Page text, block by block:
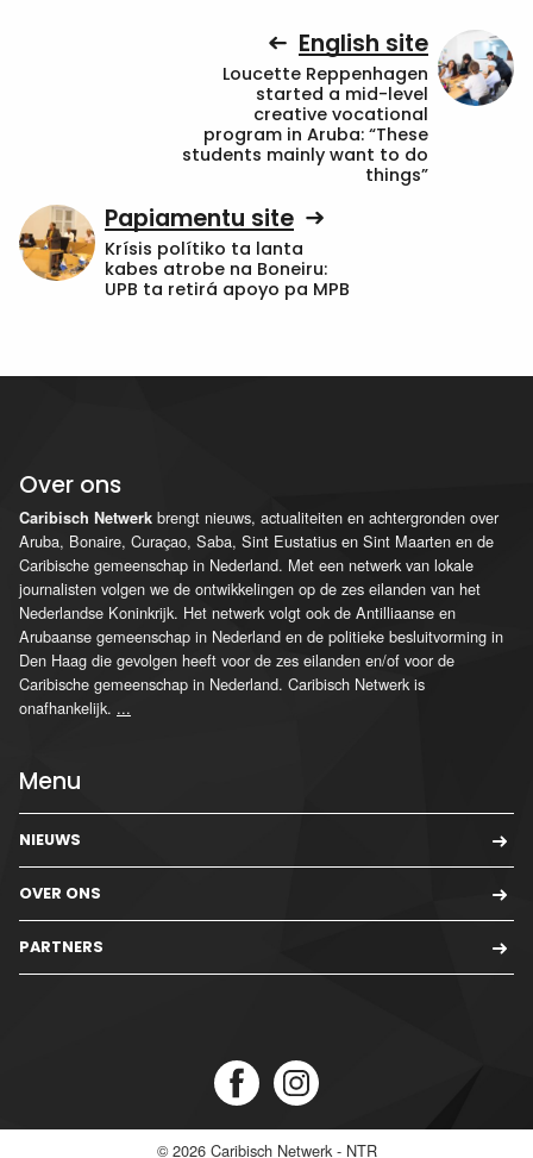
English site
Loucette Reppenhagen
started a mid-level
creative vocational
program in Aruba: “These
students mainly want to do
things”
Papiamentu site
Krísis polítiko ta lanta
kabes atrobe na Boneiru:
UPB ta retirá apoyo pa MPB
Over ons
Caribisch Netwerk brengt nieuws, actualiteiten en achtergronden over
Aruba, Bonaire, Curaçao, Saba, Sint Eustatius en Sint Maarten en de
Caribische gemeenschap in Nederland. Met een netwerk van lokale
journalisten volgen we de ontwikkelingen op de zes eilanden van het
Nederlandse Koninkrijk. Het netwerk volgt ook de Antilliaanse en
Arubaanse gemeenschap in Nederland en de politieke besluitvorming in
Den Haag die gevolgen heeft voor de zes eilanden en/of voor de
Caribische gemeenschap in Nederland. Caribisch Netwerk is
onafhankelijk. ...
Menu
NIEUWS
OVER ONS
PARTNERS
© 2026 Caribisch Netwerk - NTR